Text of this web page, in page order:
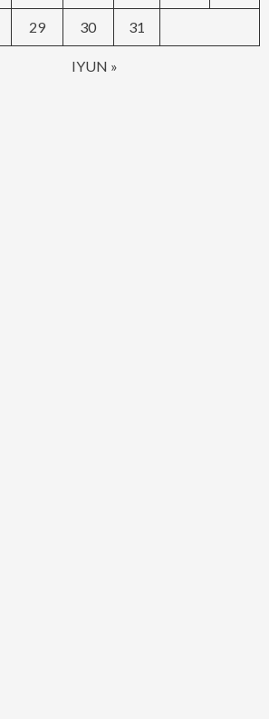
IYUN »
29 30 31